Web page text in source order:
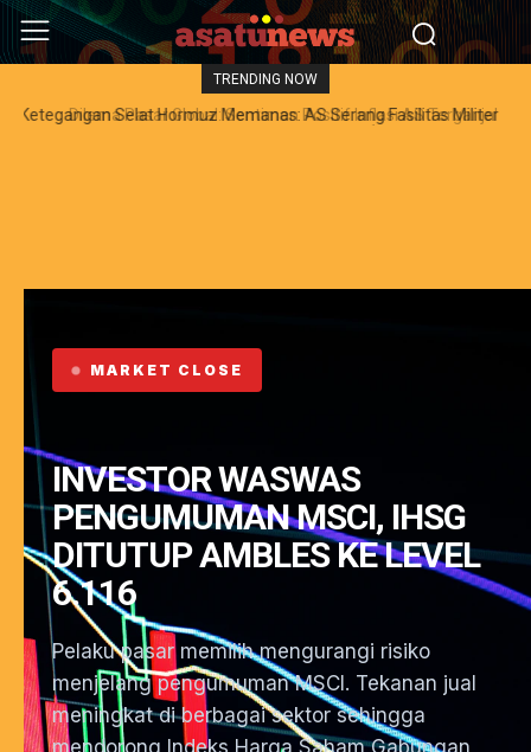
TRENDING NOW
Dilema Pasar Global: Sentimen Positif Inflasi AS Terganjal
MARKET CLOSE
INVESTOR WASWAS
PENGUMUMAN MSCI, IHSG
DITUTUP AMBLES KE LEVEL
6.116
Pelaku pasar memilih mengurangi risiko
menjelang pengumuman MSCI. Tekanan jual
meningkat di berbagai sektor sehingga